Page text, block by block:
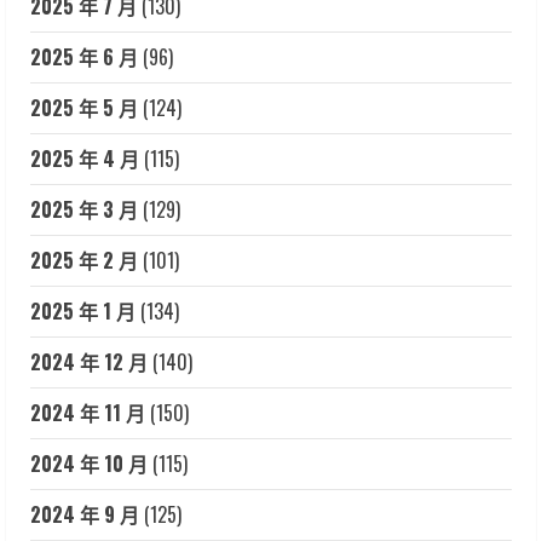
2025 年 7 月 (130)
2025 年 6 月 (96)
2025 年 5 月 (124)
2025 年 4 月 (115)
2025 年 3 月 (129)
2025 年 2 月 (101)
2025 年 1 月 (134)
2024 年 12 月 (140)
2024 年 11 月 (150)
2024 年 10 月 (115)
2024 年 9 月 (125)